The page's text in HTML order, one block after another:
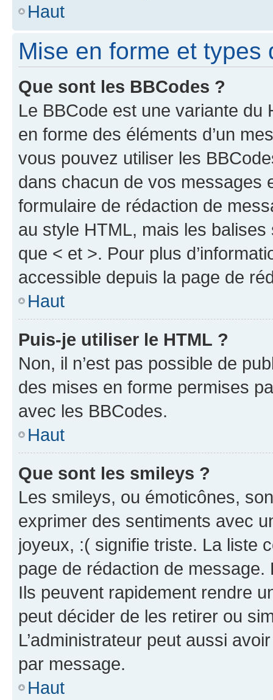
Haut
Mise en forme et types
Que sont les BBCodes ?
Le BBCode est une variante du
en forme des éléments d’un
vous pouvez utiliser les
dans chacun de vos messages
formulaire de rédaction de
au style HTML, mais les
que < et >. Pour plus
accessible depuis la page de
Haut
Puis-je utiliser le HTML ?
Non, il n’est pas possible de
des mises en forme permises
avec les BBCodes.
Haut
Que sont les smileys ?
Les smileys, ou émoticônes,
exprimer des sentiments avec
joyeux, :( signifie triste. La liste
page de rédaction de
Ils peuvent rapidement rendre
peut décider de les retirer ou
L’administrateur peut aussi
par message.
Haut